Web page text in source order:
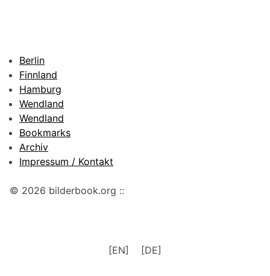
Berlin
Finnland
Hamburg
Wendland
Wendland
Bookmarks
Archiv
Impressum / Kontakt
© 2026 bilderbook.org ::
[EN] [DE]